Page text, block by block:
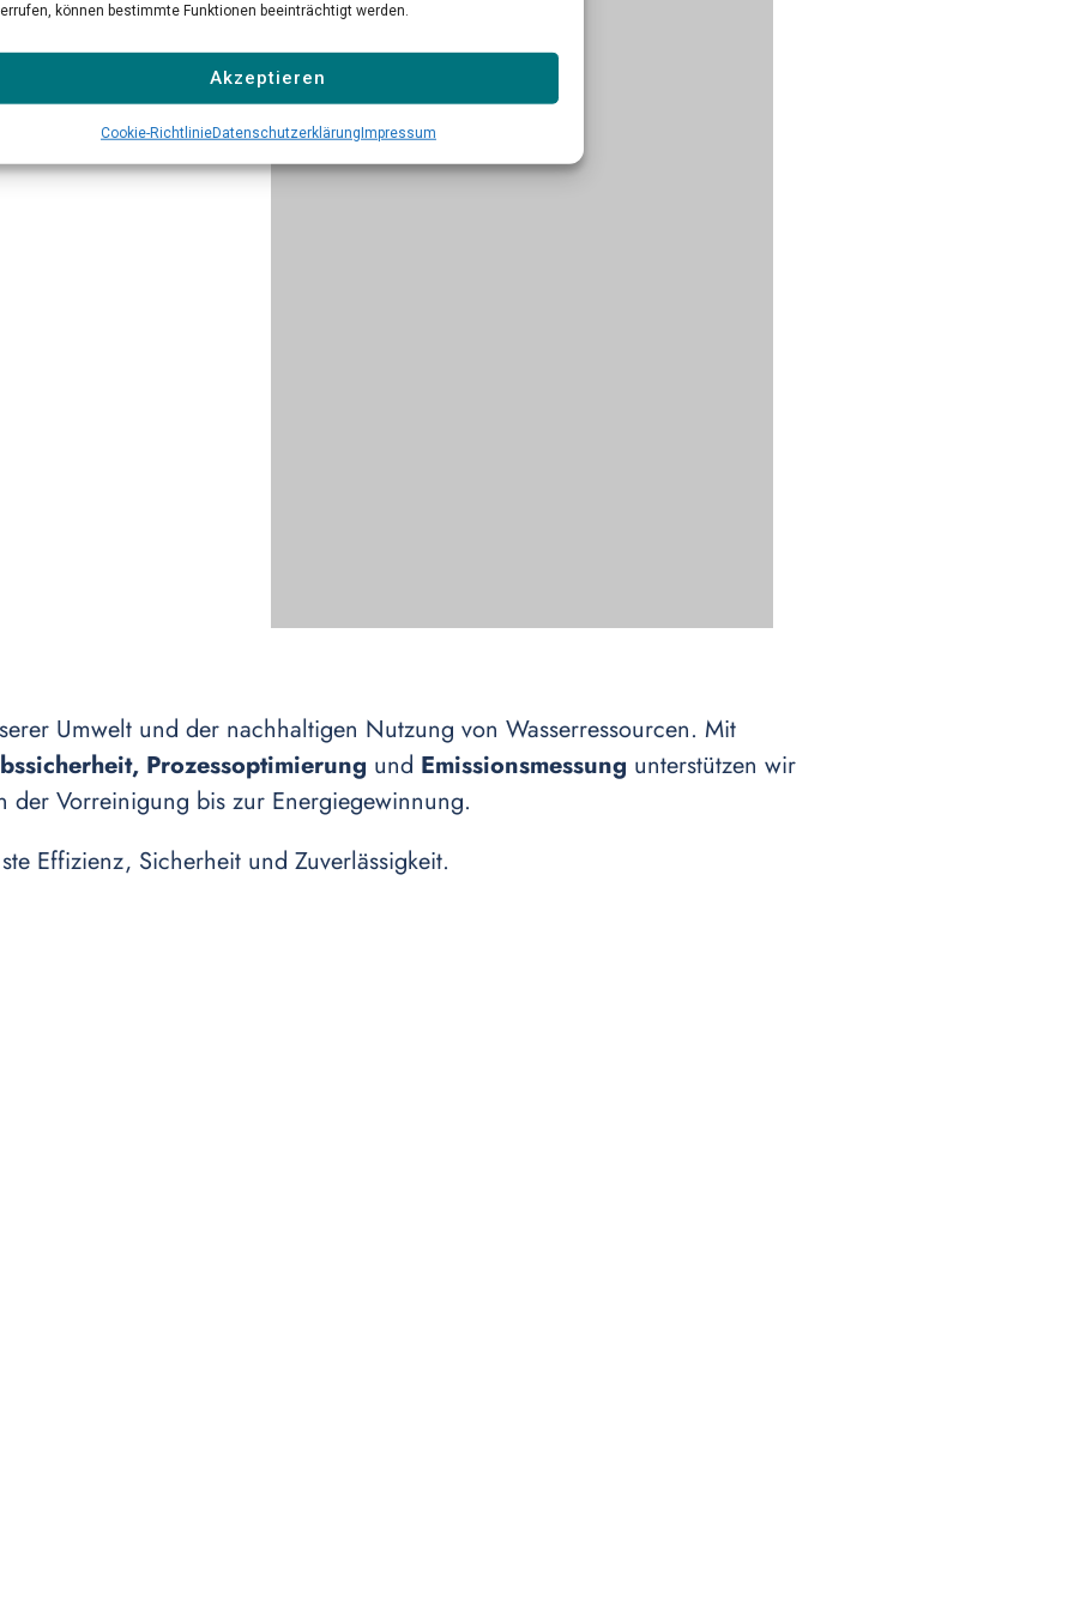
können bestimmte Funktionen beeinträchtigt werden.
Akzeptieren
Cookie-RichtlinieDatenschutzerklärungImpressum
Umwelt und der nachhaltigen Nutzung von Wasserressourcen. Mit
Prozessoptimierung und Emissionsmessung unterstützen wir
Vorreinigung bis zur Energiegewinnung.
Effizienz, Sicherheit und Zuverlässigkeit.